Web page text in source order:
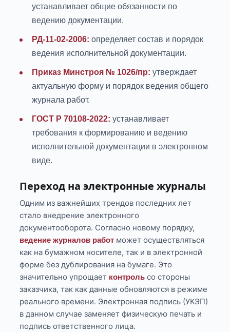
устанавливает общие обязанности по
ведению документации.
РД-11-02-2006: определяет состав и порядок
ведения исполнительной документации.
Приказ Минстроя № 1026/пр: утверждает
актуальную форму и порядок ведения общего
журнала работ.
ГОСТ Р 70108-2022: устанавливает
требования к формированию и ведению
исполнительной документации в электронном
виде.
Переход на электронные журналы
Одним из важнейших трендов последних лет
стало внедрение электронного
документооборота. Согласно новому порядку,
ведение журналов работ может осуществляться
как на бумажном носителе, так и в электронной
форме без дублирования на бумаге. Это
значительно упрощает контроль со стороны
заказчика, так как данные обновляются в режиме
реального времени. Электронная подпись (УКЭП)
в данном случае заменяет физическую печать и
подпись ответственного лица.